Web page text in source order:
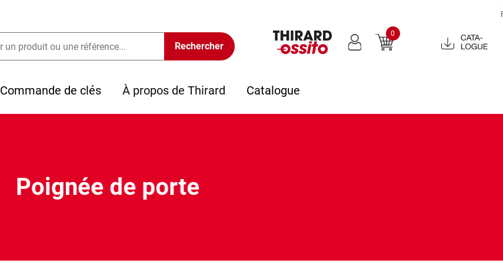
0
Catalogue
2022
Commande de clés À propos de Thirard Catalogue
Poignée de porte